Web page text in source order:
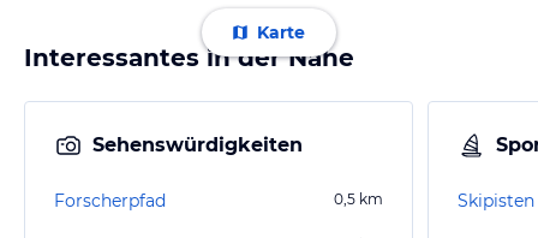
Karte
Interessantes in der Nähe
Sehenswürdigkeiten
Forscherpfad 0,5 km Skipisten